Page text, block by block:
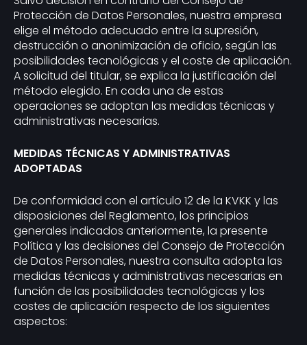
Protección de Datos Personales, nuestra empresa
elige el método adecuado entre la supresión,
destrucción o anonimización de oficio, según las
posibilidades tecnológicas y el coste de aplicación.
A solicitud del titular, se explica la justificación del
método elegido. En cada una de estas
operaciones se adoptan las medidas técnicas y
administrativas necesarias.
MEDIDAS TÉCNICAS Y ADMINISTRATIVAS
ADOPTADAS
De conformidad con el artículo 12 de la KVKK y las
disposiciones del Reglamento, los principios
generales indicados anteriormente, la presente
Política y las decisiones del Consejo de Protección
de Datos Personales, nuestra consulta adopta las
medidas técnicas y administrativas necesarias en
función de las posibilidades tecnológicas y los
costes de aplicación respecto de los siguientes
aspectos: